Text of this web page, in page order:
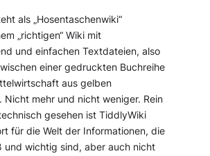
als „Hosentaschenwiki“
„richtigen“ Wiki mit
und einfachen Textdateien, also
einer gedruckten Buchreihe
aus gelben
Nicht mehr und nicht weniger. Rein
gesehen ist TiddlyWiki
für die Welt der Informationen, die
und wichtig sind, aber auch nicht